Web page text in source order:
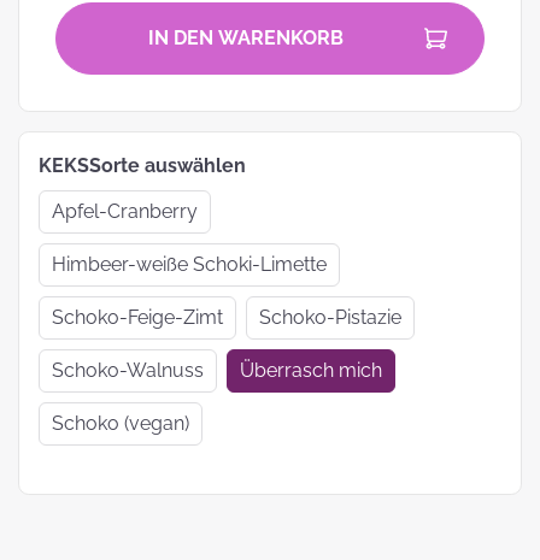
IN DEN WARENKORB
KEKSSorte auswählen
Apfel-Cranberry
Himbeer-weiße Schoki-Limette
Schoko-Feige-Zimt Schoko-Pistazie
Schoko-Walnuss Überrasch mich
Schoko (vegan)